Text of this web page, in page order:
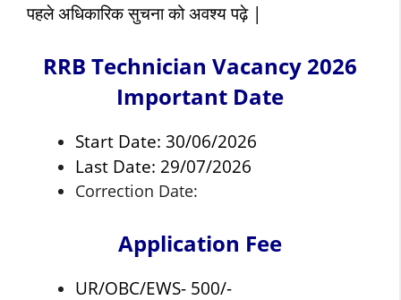
पहले अधिकारिक सुचना को अवश्य पढ़े |
RRB Technician Vacancy 2026
Important Date
Start Date: 30/06/2026
Last Date: 29/07/2026
Correction Date:
Application Fee
UR/OBC/EWS- 500/-